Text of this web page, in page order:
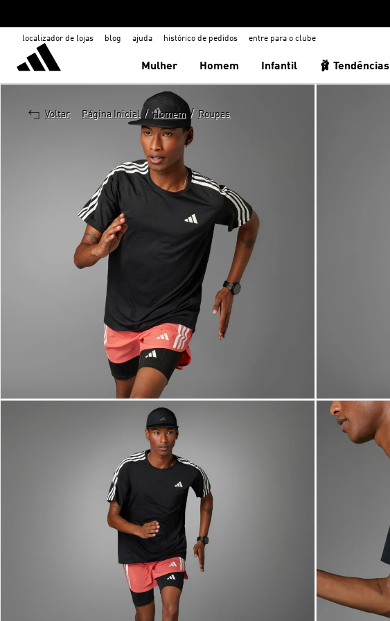
localizador de lojas blog ajuda histórico de pedidos entre para o clube
Mulher Homem Infantil 🩰 Tendências
Voltar Página Inicial / Homem / Roupas